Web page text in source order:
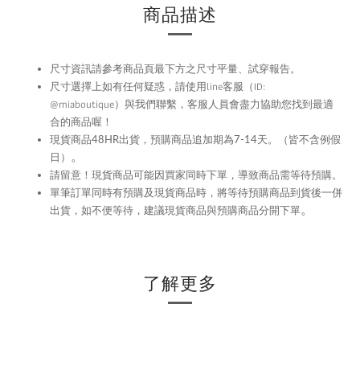
商品描述
尺寸資訊請參考商品頁最下方之尺寸平量、試穿報告。
尺寸選擇上如有任何疑惑，請使用line客服（ID:
@miaboutique）與我們聯繫， 客服人員會盡力協助您找到最適
合的商品喔！
現貨商品48HR出貨，預購商品追加期為7-14天。（皆不含例假
日）
。
請留意！現貨商品可能因買家同時下單，導致商品需等待預購。
單筆訂單同時有預購及現貨商品時，將等待預購商品到貨後一併
出貨，如不便等待，建議現貨商品與預購商品分開下單。
了解更多